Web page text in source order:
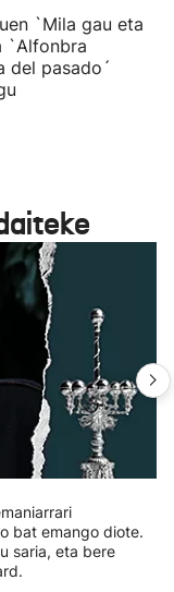
`Mila gau eta
`Alfonbra
del pasado´
bat emango diote.
saria, eta bere